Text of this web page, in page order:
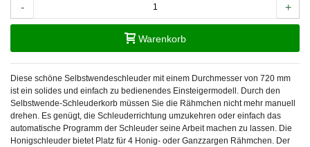
- +
Warenkorb
Diese schöne Selbstwendeschleuder mit einem Durchmesser von 720 mm
ist ein solides und einfach zu bedienendes Einsteigermodell. Durch den
Selbstwende-Schleuderkorb müssen Sie die Rähmchen nicht mehr manuell
drehen. Es genügt, die Schleuderrichtung umzukehren oder einfach das
automatische Programm der Schleuder seine Arbeit machen zu lassen. Die
Honigschleuder bietet Platz für 4 Honig- oder Ganzzargen Rähmchen. Der